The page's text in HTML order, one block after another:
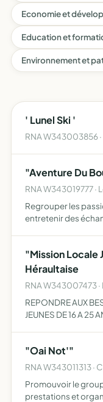
Economie et
Education et
Environnement et
' Lunel Ski '
RNA W343003856 ·
"Aventure Du
RNA W343019777 ·
Regrouper les
entretenir des
"Mission Locale
Héraultaise
RNA W343007473
REPONDRE AUX
JEUNES DE 16 A 25
"Oai Not'"
RNA W343011313 ·
Promouvoir le
prestations et